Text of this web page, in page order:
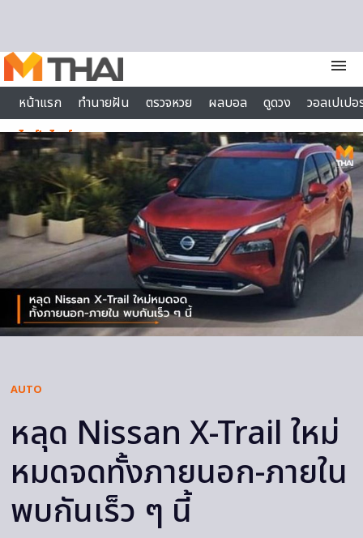
menu
หน้าแรก
ทำนายฝัน ตรวจหวย ผลบอล ดูดวง
วอลเปเป
ไลฟ์สไตล์
AUTO
หลุด Nissan X-Trail ใหม่
หมดจดทั้งภายนอก-ภายใน
พบกันเร็ว ๆ นี้